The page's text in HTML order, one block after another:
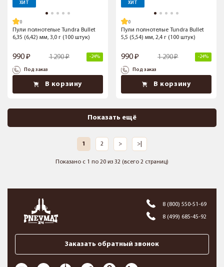
ХИТ
Пули полнотелые Tundra Bullet
6,35 (6,42) мм, 3,0 г (100 штук)
990 1 290 -24%
Под заказ
В корзину
ХИТ
Пули полнотелые Tundra Bullet
5,5 (5,54) мм, 2,4 г (100 штук)
990 1 290 -24%
Под заказ
В корзину
Показать ещё
1 2 > >|
Показано с 1 по 20 из 32 (всего 2 страниц)
8 (800) 550-51-69
8 (499) 685-45-92
Заказать обратный звонок